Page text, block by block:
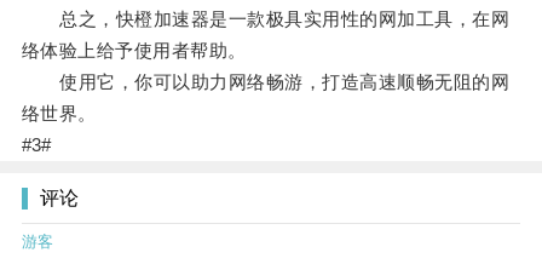
总之，快橙加速器是一款极具实用性的网加工具，在网
络体验上给予使用者帮助。
使用它，你可以助力网络畅游，打造高速顺畅无阻的网
络世界。
#3#
评论
游客